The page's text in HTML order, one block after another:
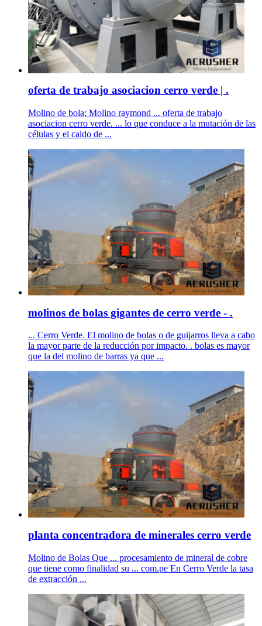
oferta de trabajo asociacion cerro verde | .
Molino de bola; Molino raymond ... oferta de trabajo
asociacion cerro verde. ... lo que conduce a la mutación de las
células y el caldo de ...
molinos de bolas gigantes de cerro verde - .
... Cerro Verde. El molino de bolas o de guijarros lleva a cabo
la mayor parte de la reducción por impacto. . bolas es mayor
que la del molino de barras ya que ...
planta concentradora de minerales cerro verde
Molino de Bolas Que ... procesamiento de mineral de cobre
que tiene como finalidad su ... com.pe En Cerro Verde la tasa
de extracción ...